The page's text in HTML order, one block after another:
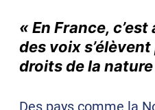
« En France,
des voix
droits de la nature